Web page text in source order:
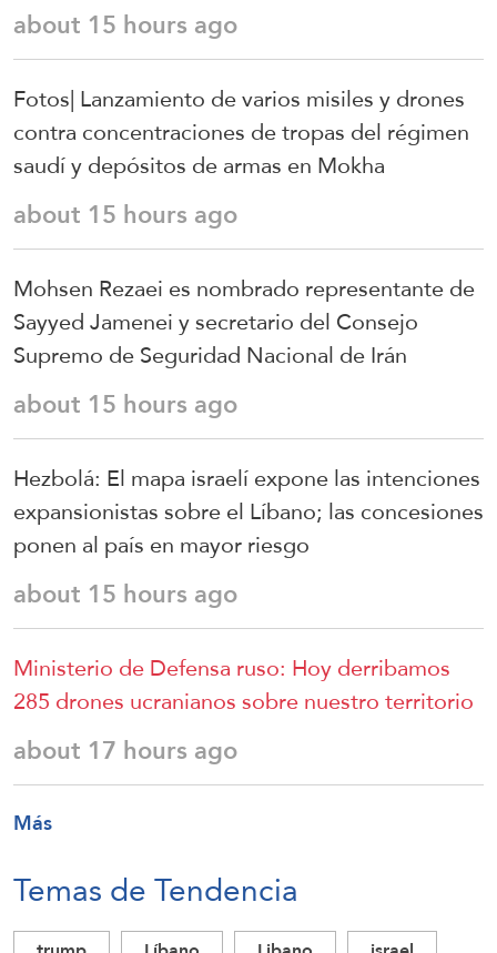
about 15 hours ago
Fotos| Lanzamiento de varios misiles y drones
contra concentraciones de tropas del régimen
saudí y depósitos de armas en Mokha
about 15 hours ago
Mohsen Rezaei es nombrado representante de
Sayyed Jamenei y secretario del Consejo
Supremo de Seguridad Nacional de Irán
about 15 hours ago
Hezbolá: El mapa israelí expone las intenciones
expansionistas sobre el Líbano; las concesiones
ponen al país en mayor riesgo
about 15 hours ago
Ministerio de Defensa ruso: Hoy derribamos
285 drones ucranianos sobre nuestro territorio
about 17 hours ago
Más
Temas de Tendencia